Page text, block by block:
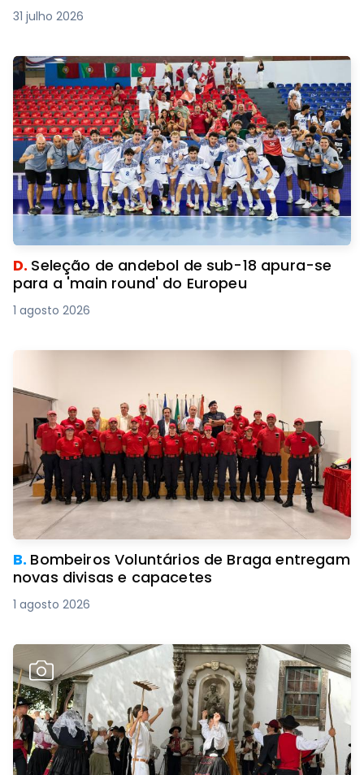
31 julho 2026
D. Seleção de andebol de sub-18 apura-se
para a 'main round' do Europeu
1 agosto 2026
B. Bombeiros Voluntários de Braga entregam
novas divisas e capacetes
1 agosto 2026